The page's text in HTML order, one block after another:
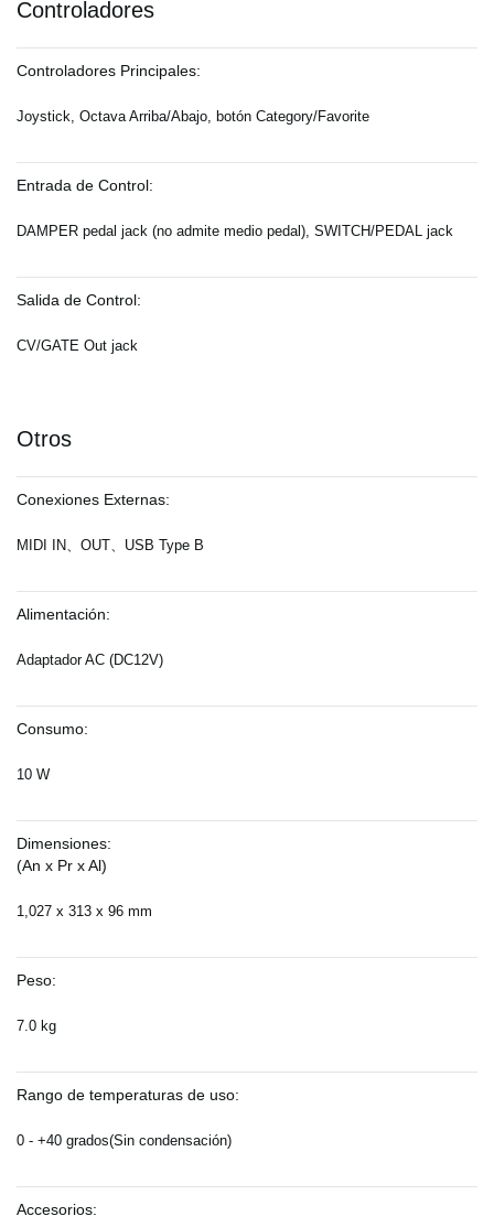
Controladores
Controladores Principales:
Joystick, Octava Arriba/Abajo, botón Category/Favorite
Entrada de Control:
DAMPER pedal jack (no admite medio pedal), SWITCH/PEDAL jack
Salida de Control:
CV/GATE Out jack
Otros
Conexiones Externas:
MIDI IN、OUT、USB Type B
Alimentación:
Adaptador AC (DC12V)
Consumo:
10 W
Dimensiones:
(An x Pr x Al)
1,027 x 313 x 96 mm
Peso:
7.0 kg
Rango de temperaturas de uso:
0 - +40 grados(Sin condensación)
Accesorios: